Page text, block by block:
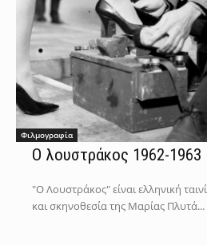
Φιλμογραφία
Ο λουστράκος 1962-1963
"Ο Λουστράκος" είναι ελληνική
και σκηνοθεσία της Μαρίας Πλυτά...